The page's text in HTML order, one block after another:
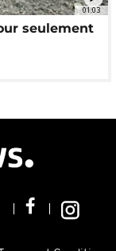
01:03
seulement